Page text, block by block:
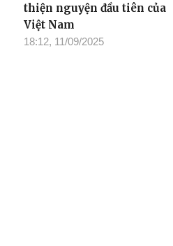
thiện nguyện đầu tiên của
Việt Nam
18:12, 11/09/2025